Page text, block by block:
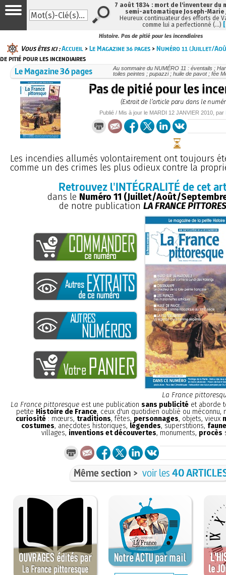
Histoire. Pas de pitié pour les incendiaires
Vous êtes ici :Accueil >Le Magazine 36 pages >Numéro 11 (Juillet/
de pitié pour les incendiaires
Le Magazine 36 pages
Au sommaire du NUMÉRO 11 : éventails ;
toiles peintes ; pupazzi ; huile de pavot ; fée
Pas de pitié pour les
(Extrait de l’article paru dans le
Publié / Mis à jour le MARDI 12 JANVIER 2010 , par
Les incendies allumés volontairement ont toujours
comme un des crimes les plus odieux contre la
Retrouvez l'INTÉGRALITÉ de cet
dans le Numéro 11 (Juillet/Août/
de notre publication LA FRANCE
La France
La France pittoresque est une publication sans publicité et aborde
petite Histoire de France, ceux d'un quotidien oublié ou méconnu,
curiosité : mœurs, traditions, fêtes, personnages, objets, vieux
costumes, anecdotes historiques, légendes, superstitions,
villages, inventions et découvertes, monuments, procès
Même section > voir les40
7 août 1834 : mort de l'inventeur du
semi-automatique Joseph-Marie
Heureux continuateur des efforts de
comme lui a perfectionné (…)